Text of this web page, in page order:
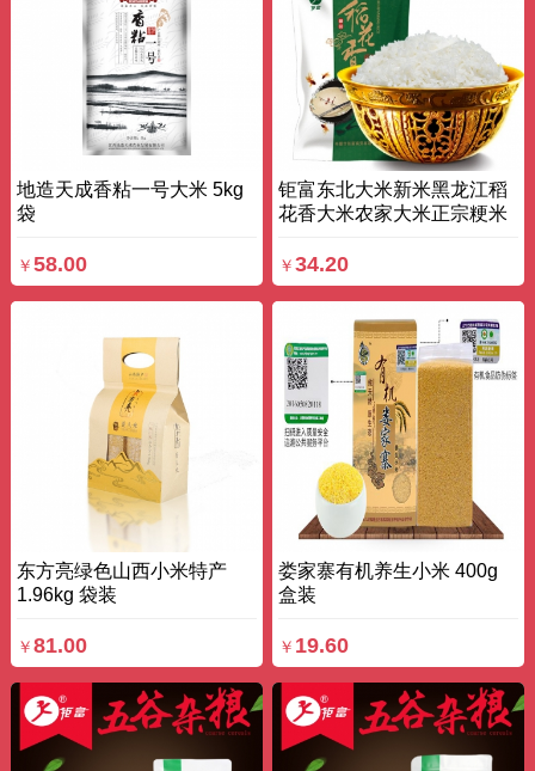
地造天成香粘一号大米 5kg
袋
￥ 58.00
钜富东北大米新米黑龙江稻
花香大米农家大米正宗粳米
￥34.20
东方亮绿色山西小米特产
1.96kg 袋装
￥ 81.00
娄家寨有机养生小米 400g
盒装
￥ 19.60